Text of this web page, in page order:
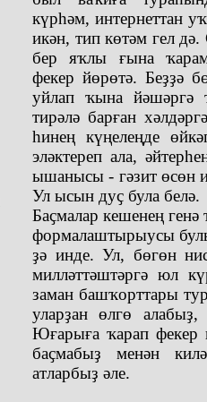
күрһәм, интернеттан
икән, тип көтәм гел
бер яҡлы ғына
фекер йөрөтә. Беҙҙә
уйлап ҡына йәшәргә
тирәлә барған
һинең күңелеңде
эләктереп ала,
ышанысы - гәзит өсөн
Ул ысын дуҫ була белә.
Баҫмалар кешенең генә
формалаштырыусы
ҙә инде. Ул, бөгөн
милләттәштәргә юл
заман башҡорттары
уларҙан өлгө
Юғарыға ҡарап фекер
баҫмабыҙ менән
атларбыҙ әле.